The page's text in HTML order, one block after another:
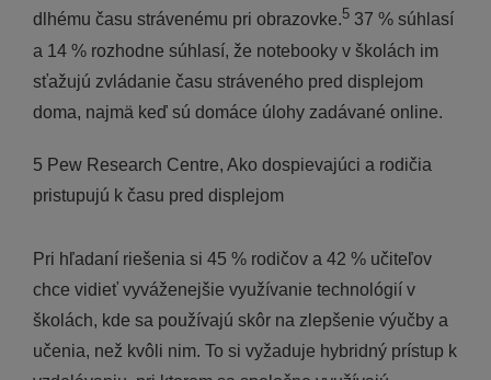
dlhému času strávenému pri obrazovke.537 % súhlasí
a 14 % rozhodne súhlasí, že notebooky v školách im
sťažujú zvládanie času stráveného pred displejom
doma, najmä keď sú domáce úlohy zadávané online.
5 Pew Research Centre, Ako dospievajúci a rodičia
pristupujú k času pred displejom
Pri hľadaní riešenia si 45 % rodičov a 42 % učiteľov
chce vidieť vyváženejšie využívanie technológií v
školách, kde sa používajú skôr na zlepšenie výučby a
učenia, než kvôli nim. To si vyžaduje hybridný prístup k